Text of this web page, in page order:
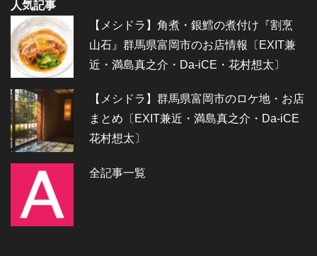
人気記事
【メシドラ】角煮・銀鱈の煮付け『割烹
山石』群馬県富岡市のお店情報〔EXIT兼
近・満島真之介・Da-iCE・花村想太〕
【メシドラ】群馬県富岡市のロケ地・お店
まとめ〔EXIT兼近・満島真之介・Da-iCE
花村想太〕
全記事一覧